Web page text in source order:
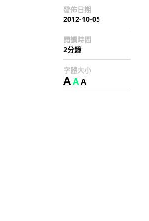
發佈日期
2012-10-05
閱讀時間
2分鐘
字體大小
AAA